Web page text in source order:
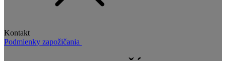
Kontakt
Podmienky zapožičania